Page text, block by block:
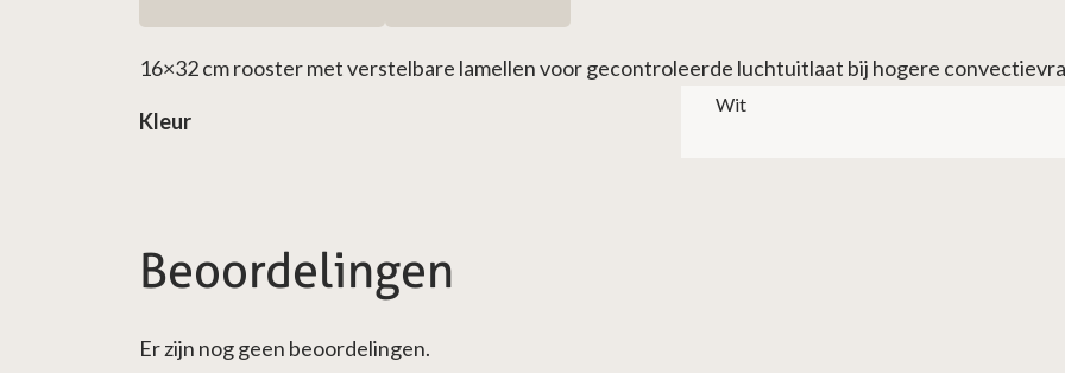
16×32 cm rooster met verstelbare lamellen voor gecontroleerde luchtuitlaat bij hogere
Kleur
Wit
Beoordelingen
Er zijn nog geen beoordelingen.